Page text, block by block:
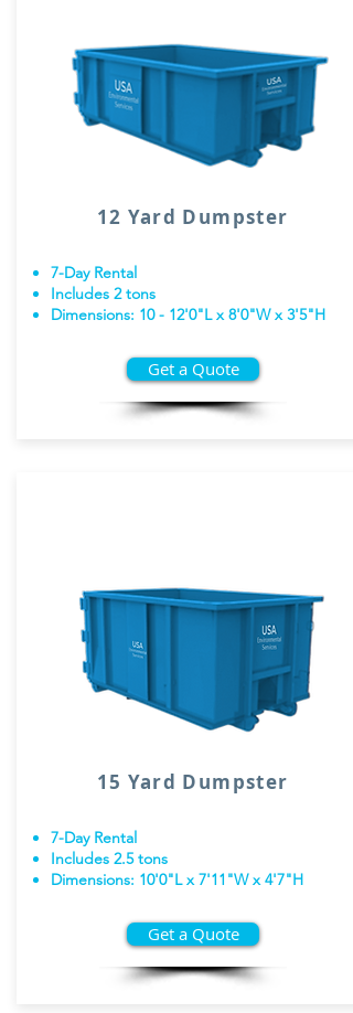
12 Yard Dumpster
7-Day Rental
Includes 2 tons
Dimensions: 10 - 12'0"L x 8'0"W x 3'5"H
Get a Quote
15 Yard Dumpster
7-Day Rental
Includes 2.5 tons
Dimensions: 10'0"L x 7'11"W x 4'7"H
Get a Quote